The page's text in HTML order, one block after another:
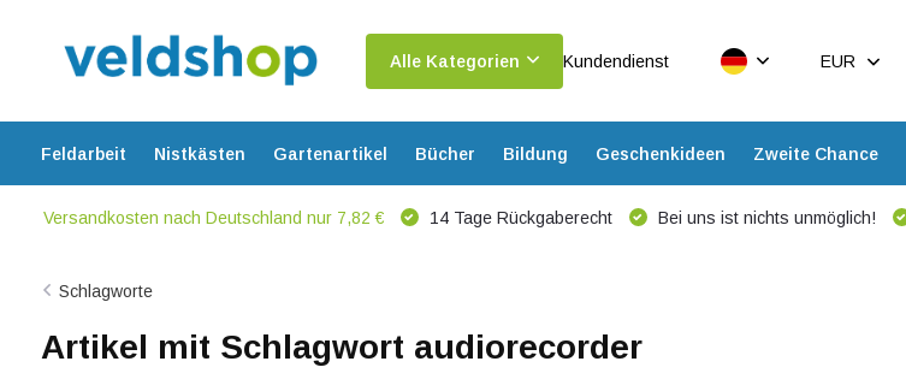
Alle Kategorien Kundendienst EUR
Feldarbeit Nistkästen Gartenartikel Bücher Bildung Geschenkideen Zweite Chance
Versandkosten nach Deutschland nur 7,82 € 14 Tage Rückgaberecht Bei uns ist nichts unmöglich!
Schlagworte
Artikel mit Schlagwort audiorecorder